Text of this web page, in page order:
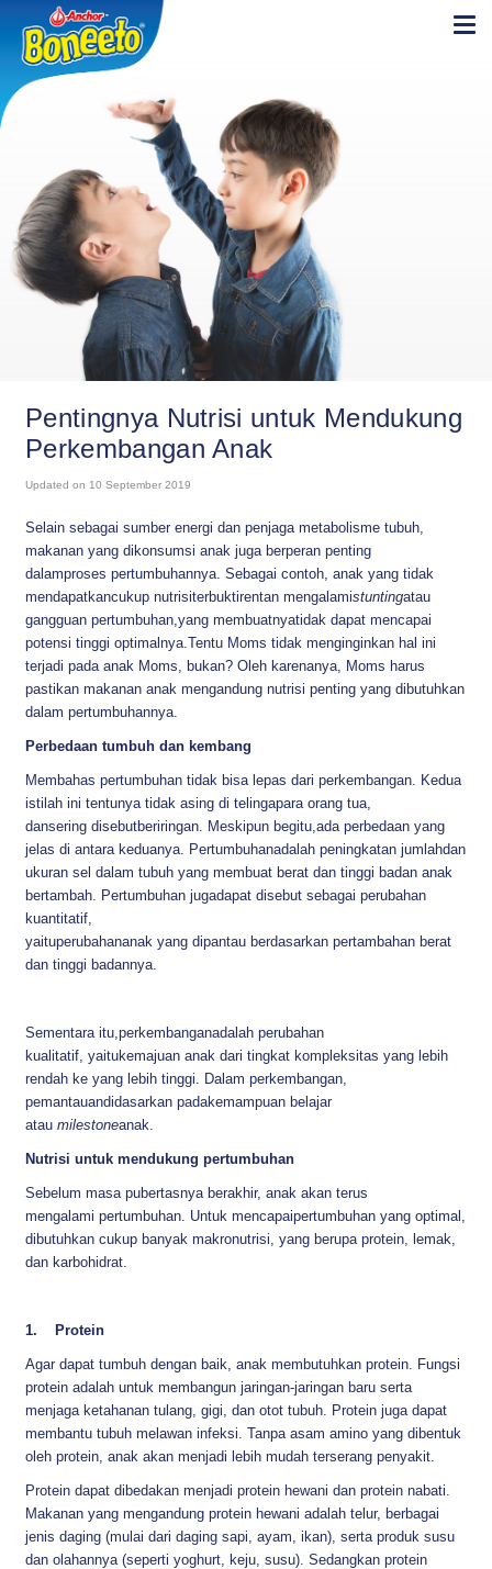
Pentingnya Nutrisi untuk Mendukung
Perkembangan Anak
Updated on 10 September 2019
Selain sebagai sumber energi dan penjaga metabolisme tubuh,
makanan yang dikonsumsi anak juga berperan penting
dalamproses pertumbuhannya. Sebagai contoh, anak yang tidak
mendapatkancukup nutrisiterbuktirentan mengalamistuntingatau
gangguan pertumbuhan,yang membuatnyatidak dapat mencapai
potensi tinggi optimalnya.Tentu Moms tidak menginginkan hal ini
terjadi pada anak Moms, bukan? Oleh karenanya, Moms harus
pastikan makanan anak mengandung nutrisi penting yang dibutuhkan
dalam pertumbuhannya.
Perbedaan tumbuh dan kembang
Membahas pertumbuhan tidak bisa lepas dari perkembangan. Kedua
istilah ini tentunya tidak asing di telingapara orang tua,
dansering disebutberiringan. Meskipun begitu,ada perbedaan yang
jelas di antara keduanya. Pertumbuhanadalah peningkatan jumlahdan
ukuran sel dalam tubuh yang membuat berat dan tinggi badan anak
bertambah. Pertumbuhan jugadapat disebut sebagai perubahan
kuantitatif,
yaituperubahananak yang dipantau berdasarkan pertambahan berat
dan tinggi badannya.
Sementara itu,perkembanganadalah perubahan
kualitatif, yaitukemajuan anak dari tingkat kompleksitas yang lebih
rendah ke yang lebih tinggi. Dalam perkembangan,
pemantauandidasarkan padakemampuan belajar
atau milestoneanak.
Nutrisi untuk mendukung pertumbuhan
Sebelum masa pubertasnya berakhir, anak akan terus
mengalami pertumbuhan. Untuk mencapaipertumbuhan yang optimal,
dibutuhkan cukup banyak makronutrisi, yang berupa protein, lemak,
dan karbohidrat.
1. Protein
Agar dapat tumbuh dengan baik, anak membutuhkan protein. Fungsi
protein adalah untuk membangun jaringan-jaringan baru serta
menjaga ketahanan tulang, gigi, dan otot tubuh. Protein juga dapat
membantu tubuh melawan infeksi. Tanpa asam amino yang dibentuk
oleh protein, anak akan menjadi lebih mudah terserang penyakit.
Protein dapat dibedakan menjadi protein hewani dan protein nabati.
Makanan yang mengandung protein hewani adalah telur, berbagai
jenis daging (mulai dari daging sapi, ayam, ikan), serta produk susu
dan olahannya (seperti yoghurt, keju, susu). Sedangkan protein